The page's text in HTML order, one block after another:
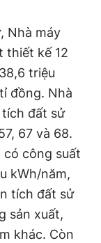
Nhà máy
thiết kế 12
triệu
đồng. Nhà
tích đất sử
67 và 68.
có công suất
kWh/năm,
tích đất sử
sản xuất,
khác. Còn